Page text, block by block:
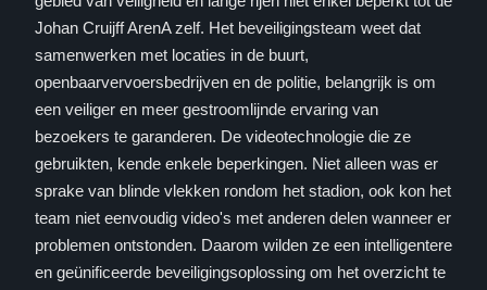
Johan Cruijff ArenA zelf. Het beveiligingsteam weet dat
samenwerken met locaties in de buurt,
openbaarvervoersbedrijven en de politie, belangrijk is om
een veiliger en meer gestroomlijnde ervaring van
bezoekers te garanderen. De videotechnologie die ze
gebruikten, kende enkele beperkingen. Niet alleen was er
sprake van blinde vlekken rondom het stadion, ook kon het
team niet eenvoudig video's met anderen delen wanneer er
problemen ontstonden. Daarom wilden ze een intelligentere
en geünificeerde beveiligingsoplossing om het overzicht te